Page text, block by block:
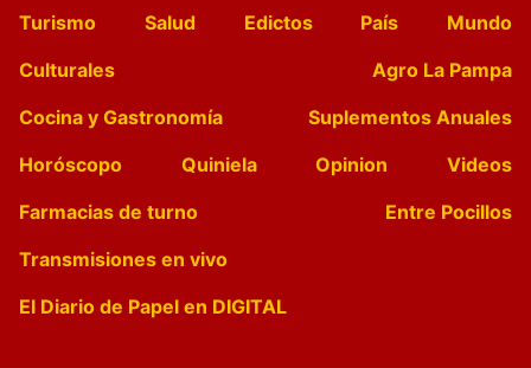
Turismo
Salud Edictos País
Mundo
Culturales
Agro La Pampa
Cocina y Gastronomía
Suplementos Anuales
Horóscopo
Quiniela Opinion
Videos
Farmacias de turno
Entre Pocillos
Transmisiones en vivo
El Diario de Papel en DIGITAL